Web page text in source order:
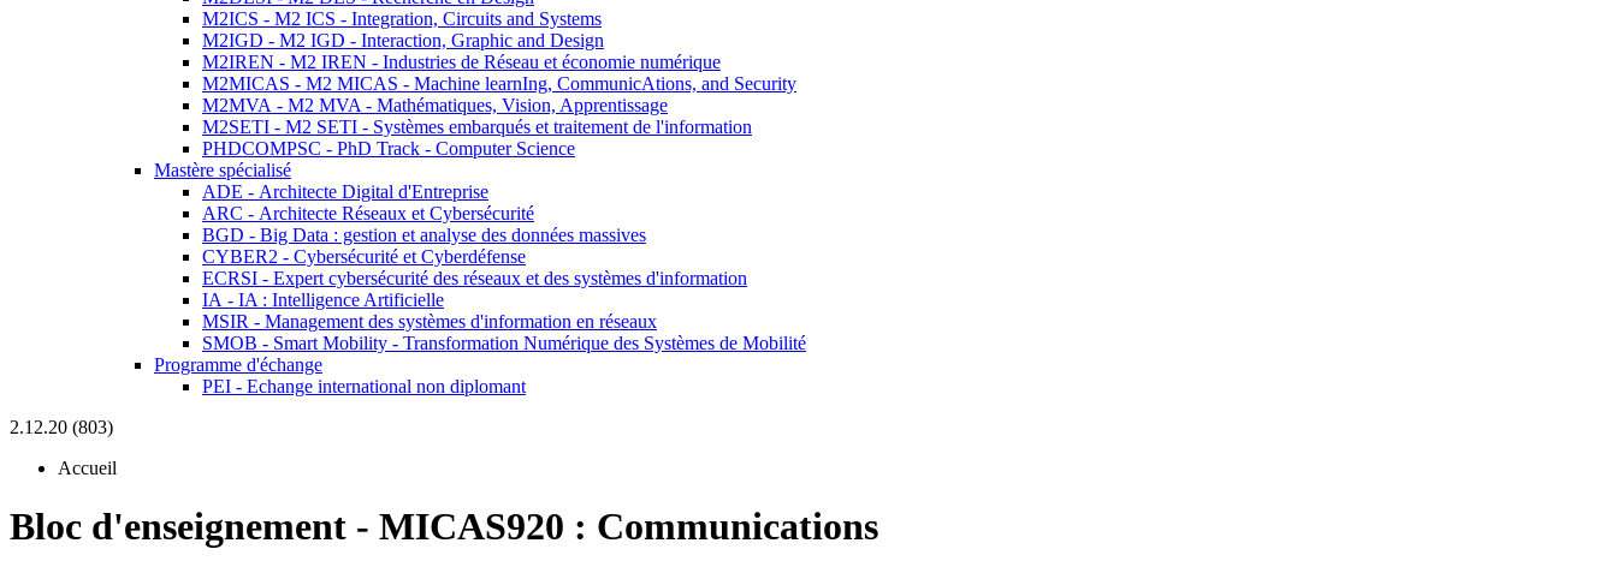
M2ICS - M2 ICS - Integration, Circuits and Systems
M2IGD - M2 IGD - Interaction, Graphic and Design
M2IREN - M2 IREN - Industries de Réseau et économie numérique
M2MICAS - M2 MICAS - Machine learnIng, CommunicAtions, and Security
M2MVA - M2 MVA - Mathématiques, Vision, Apprentissage
M2SETI - M2 SETI - Systèmes embarqués et traitement de l'information
PHDCOMPSC - PhD Track - Computer Science
Mastère spécialisé
ADE - Architecte Digital d'Entreprise
ARC - Architecte Réseaux et Cybersécurité
BGD - Big Data : gestion et analyse des données massives
CYBER2 - Cybersécurité et Cyberdéfense
ECRSI - Expert cybersécurité des réseaux et des systèmes d'information
IA - IA : Intelligence Artificielle
MSIR - Management des systèmes d'information en réseaux
SMOB - Smart Mobility - Transformation Numérique des Systèmes de Mobilité
Programme d'échange
PEI - Echange international non diplomant
2.12.20 (803)
Accueil
Bloc d'enseignement - MICAS920 : Communications